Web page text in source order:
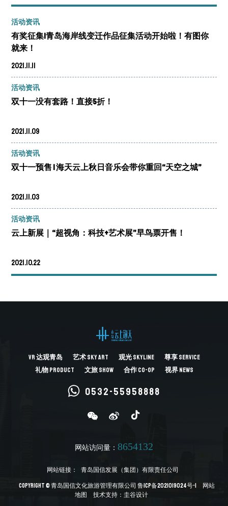
活动资讯
有奖征集|青岛海岸线变迁作品征集活动开始啦！有图你
就来！
2021.11.11
活动资讯
双十一没有套路！直接5折！
2021.11.09
活动资讯
双十一预售 | 海天云上秋日音乐会带你重回“天空之城”
2021.11.03
活动资讯
云上新展｜“超视角：科技+艺术展”早鸟票开售！
2021.10.22
VR达观青岛 艺术SKY ART 观光SKYLINE 尊享SERVICE
礼物PRODUCT 文旅SHOW 合作CO-OP 视界NEWS
0532-55958888
网站访问量： 8654132
网站链接： 青岛国信发展（集团）有限责任公司
Copyright © 青岛国信文化旅游管理有限公司 鲁ICP备2021019024号-1
网站
地图
技术支持： 圭谷设计